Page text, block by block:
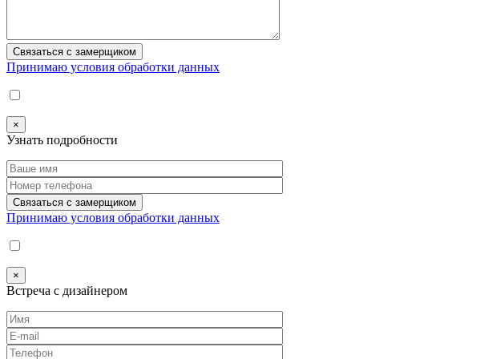
Принимаю условия обработки данных
×
Узнать подробности
Принимаю условия обработки данных
×
Встреча с дизайнером